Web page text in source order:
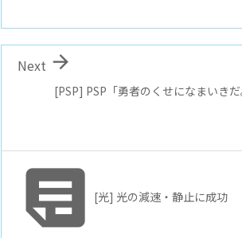
[PSP] PSP「勇者のくせになまいきだ

Next
[光] 光の減速・静止に成功